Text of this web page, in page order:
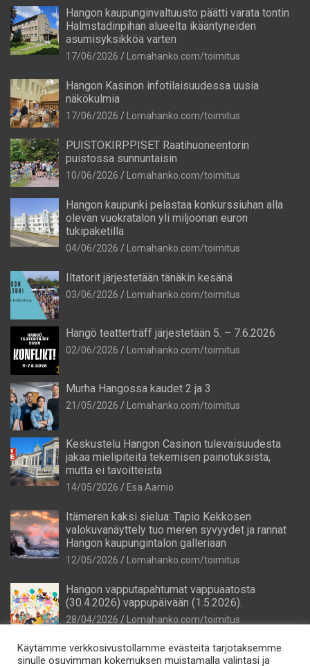
Hangon kaupunginvaltuusto päätti varata tontin
Halmstadinpihan alueelta ikääntyneiden
asumisyksikköä varten
17/06/2026 Lomahanko.com/toimitus
Hangon Kasinon infotilaisuudessa uusia
näkökulmia
17/06/2026 Lomahanko.com/toimitus
PUISTOKIRPPISET Raatihuoneentorin
puistossa sunnuntaisin
10/06/2026 Lomahanko.com/toimitus
Hangon kaupunki pelastaa konkurssiuhan alla
olevan vuokratalon yli miljoonan euron
tukipaketilla
04/06/2026 Lomahanko.com/toimitus
Iltatorit järjestetään tänäkin kesänä
03/06/2026 Lomahanko.com/toimitus
Hangö teatterträff järjestetään 5. – 7.6.2026
02/06/2026 Lomahanko.com/toimitus
Murha Hangossa kaudet 2 ja 3
21/05/2026 Lomahanko.com/toimitus
Keskustelu Hangon Casinon tulevaisuudesta
jakaa mielipiteitä tekemisen painotuksista,
mutta ei tavoitteista
14/05/2026 Esa Aarnio
Itämeren kaksi sielua: Tapio Kekkosen
valokuvanäyttely tuo meren syvyydet ja rannat
Hangon kaupungintalon galleriaan
12/05/2026 Lomahanko.com/toimitus
Hangon vapputapahtumat vappuaatosta
(30.4.2026) vappupäivään (1.5.2026).
28/04/2026 Lomahanko.com/toimitus
Käytämme verkkosivustollamme evästeitä tarjotaksemme
sinulle osuvimman kokemuksen muistamalla valintasi ja